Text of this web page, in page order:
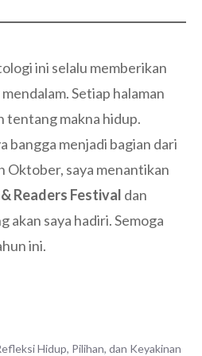
ini selalu memberikan
Setiap halaman
tentang makna hidup.
bangga menjadi bagian dari
Oktober, saya menantikan
Readers Festival dan
akan saya hadiri. Semoga
ini.
Hidup, Pilihan, dan Keyakinan